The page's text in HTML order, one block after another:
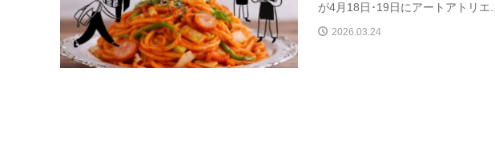
が4月18日･19日にアートアトリエ...
2026.03.24